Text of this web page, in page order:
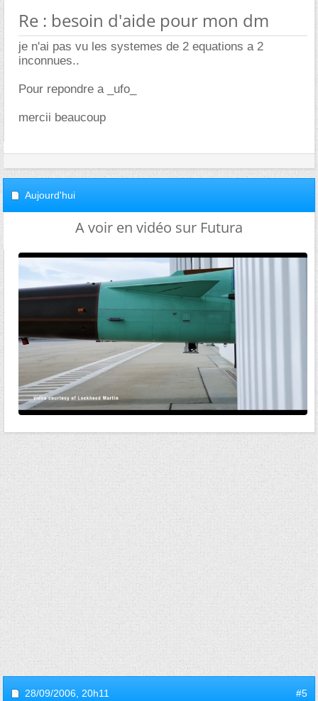
Re : besoin d'aide pour mon dm
je n'ai pas vu les systemes de 2 equations a 2
inconnues..
Pour repondre a _ufo_
mercii beaucoup
Aujourd'hui
A voir en vidéo sur Futura
28/09/2006, 20h11 #5